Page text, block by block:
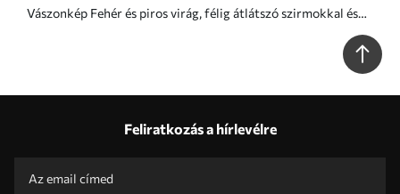
Vászonkép Fehér és piros virág, félig átlátszó szirmokkal és
Feliratkozás a hírlevélre